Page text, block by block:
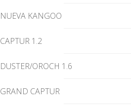
NUEVA KANGOO
CAPTUR 1.2
DUSTER/OROCH 1.6
GRAND CAPTUR